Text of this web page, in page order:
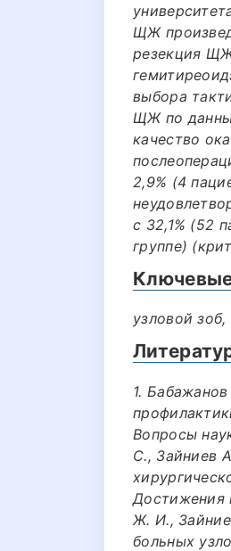
ЩЖ
резекция
выбора
ЩЖ по
качество
2,9% (4
с 32,1% (52
группе)
узловой
1.
Вопросы
С., Зайниев
Достижения
Ж. И.,
больных